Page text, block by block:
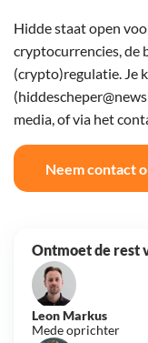
Hidde staat open
cryptocurrencies, de
(crypto)regulatie. Je
media, of via het
Neem contact
Ontmoet de rest
Leon Markus
Mede oprichter